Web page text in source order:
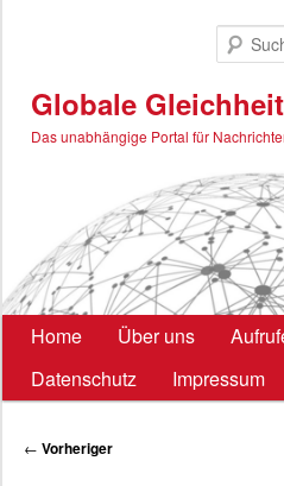
Globale Gleichheit
Das unabhängige Portal für
Hauptmenü
Home Über uns
Datenschutz
Impressum
Beitragsnavigation
← Vorheriger